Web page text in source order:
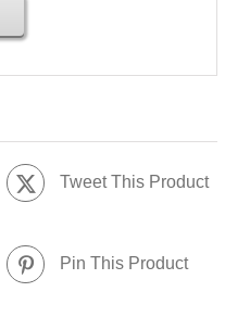
Tweet This Product
Pin This Product